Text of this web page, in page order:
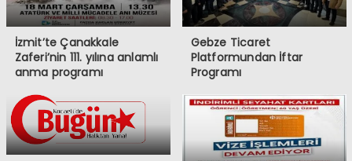
İzmit’te Çanakkale
Zaferi’nin 111. yılına anlamlı
anma programı
Gebze Ticaret
Platformundan İftar
Programı